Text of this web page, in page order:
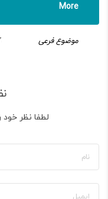
More
موضوع فرعی
لطفا نظر خود